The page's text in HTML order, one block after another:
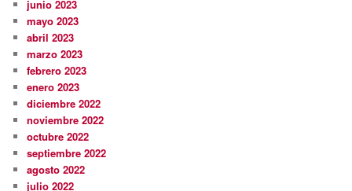
junio 2023
mayo 2023
abril 2023
marzo 2023
febrero 2023
enero 2023
diciembre 2022
noviembre 2022
octubre 2022
septiembre 2022
agosto 2022
julio 2022